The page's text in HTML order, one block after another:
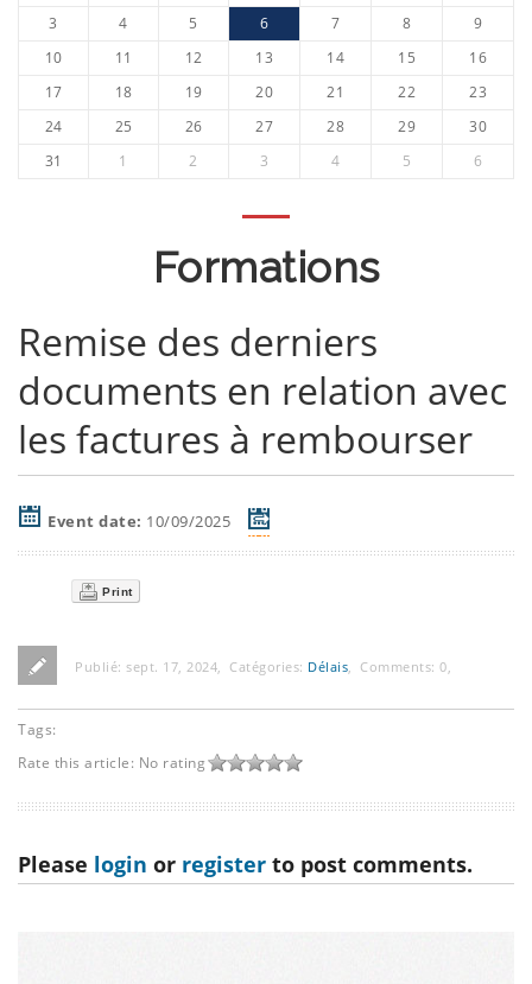
3
4 5 6 7 8
9
10
11 12 13 14 15
16
17
18 19 20 21 22
23
24
25 26 27 28 29
30
31
1 2 3 4 5 6
Formations
Remise des derniers
documents en relation avec
les factures à rembourser
Event date: 10/09/2025
Print
Publié: sept. 17, 2024 Catégories: Délais Comments: 0
Tags:
Rate this article: No rating
Please login or register to post comments.